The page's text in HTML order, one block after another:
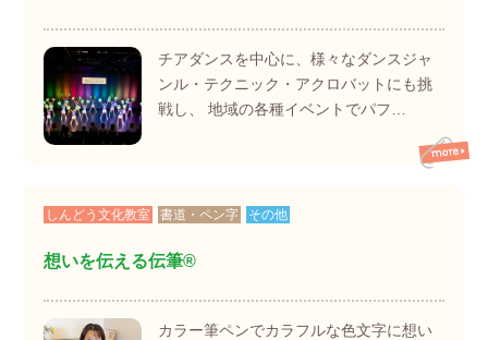
チアダンスを中心に、様々なダンスジャ
ンル・テクニック・アクロバットにも挑
戦し、 地域の各種イベントでパフ…
しんどう文化教室 書道・ペン字 その他
想いを伝える伝筆®
カラー筆ペンでカラフルな色文字に想い